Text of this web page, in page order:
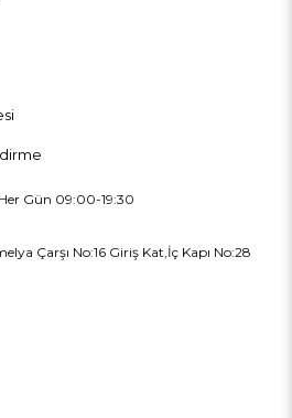
Gün 09:00-19:30
Çarşı No:16 Giriş Kat,İç Kapı No:28